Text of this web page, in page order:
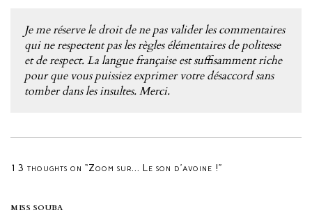
Je me réserve le droit de ne pas valider les commentaires
qui ne respectent pas les règles élémentaires de politesse
et de respect. La langue française est suffisamment riche
pour que vous puissiez exprimer votre désaccord sans
tomber dans les insultes. Merci.
13 thoughts on “Zoom sur… Le son d’avoine !”
MISS SOUBA